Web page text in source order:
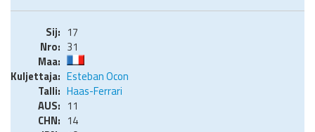
17
31
Esteban Ocon
Haas-Ferrari
11
14